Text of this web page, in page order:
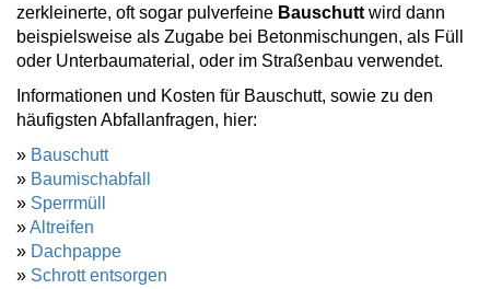
zerkleinerte, oft sogar pulverfeine Bauschutt wird dann
beispielsweise als Zugabe bei Betonmischungen, als Füll
oder Unterbaumaterial, oder im Straßenbau verwendet.
Informationen und Kosten für Bauschutt, sowie zu den
häufigsten Abfallanfragen, hier:
» Bauschutt
» Baumischabfall
» Sperrmüll
»Altreifen
» Dachpappe
» Schrott entsorgen